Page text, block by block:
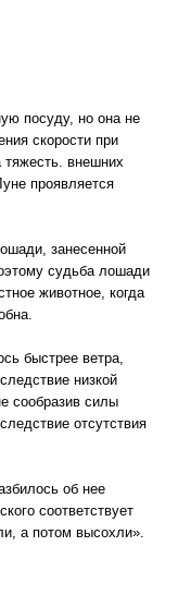
посуду, но она не
скорости при
тяжесть. внешних
проявляется
занесенной
судьба лошади
животное, когда
быстрее ветра,
низкой
сообразив силы
отсутствия
об нее
соответствует
а потом высохли».